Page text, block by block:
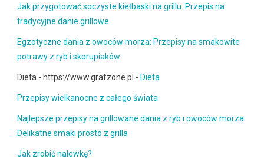
Jak przygotować soczyste kiełbaski na grillu: Przepis na
tradycyjne danie grillowe
Egzotyczne dania z owoców morza: Przepisy na smakowite
potrawy z ryb i skorupiaków
Dieta - https://www.grafzone.pl - Dieta
Przepisy wielkanocne z całego świata
Najlepsze przepisy na grillowane dania z ryb i owoców morza:
Delikatne smaki prosto z grilla
Jak zrobić nalewkę?